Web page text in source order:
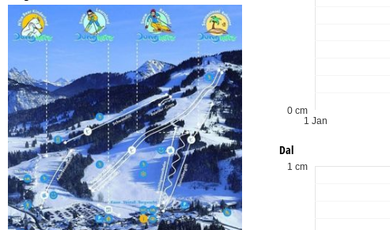
1 Jan
0 cm
Dal
1 cm